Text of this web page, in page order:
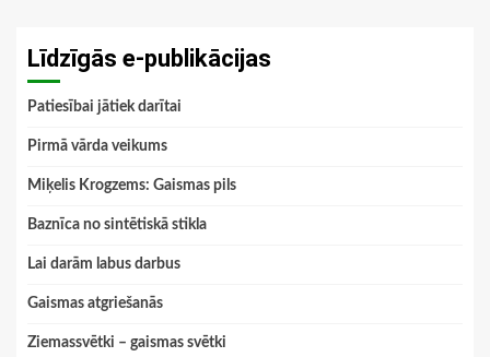
Līdzīgās e-publikācijas
Patiesībai jātiek darītai
Pirmā vārda veikums
Miķelis Krogzems: Gaismas pils
Baznīca no sintētiskā stikla
Lai darām labus darbus
Gaismas atgriešanās
Ziemassvētki – gaismas svētki